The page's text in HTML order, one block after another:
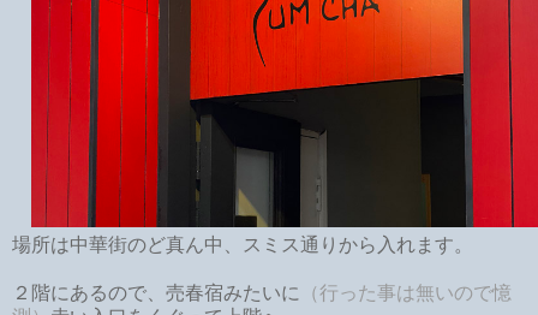
場所は中華街のど真ん中、スミス通りから入れます。
２階にあるので、売春宿みたいに
（行った事は無いので憶